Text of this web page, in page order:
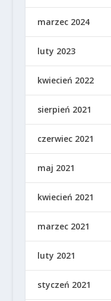
marzec 2024
luty 2023
kwiecień 2022
sierpień 2021
czerwiec 2021
maj 2021
kwiecień 2021
marzec 2021
luty 2021
styczeń 2021